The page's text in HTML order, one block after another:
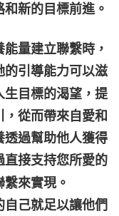
新的目標前進。
量建立聯繫時，
的引導能力可以滋
生目標的渴望，提
從而帶來自愛和
透過幫助他人獲得
直接支持您所愛的
來實現。
己就足以讓他們